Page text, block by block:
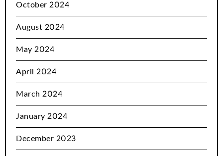
October 2024
August 2024
May 2024
April 2024
March 2024
January 2024
December 2023